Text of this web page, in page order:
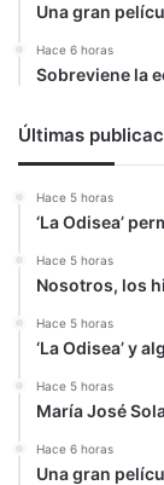
Una gran
Hace 6 horas
Sobreviene la
Últimas
Hace 5 horas
‘La Odisea’
Hace 5 horas
Nosotros, los
Hace 5 horas
‘La Odisea’ y
Hace 5 horas
María José
Hace 6 horas
Una gran